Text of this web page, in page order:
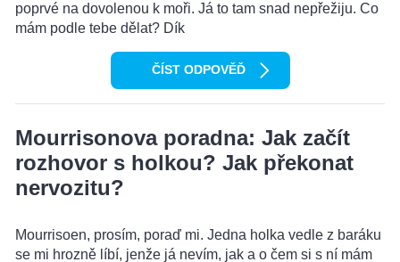
poprvé na dovolenou k moři. Já to tam snad nepřežiju. Co
mám podle tebe dělat? Dík
ČÍST ODPOVĚĎ
Mourrisonova poradna: Jak začít
rozhovor s holkou? Jak překonat
nervozitu?
Mourrisoen, prosím, poraď mi. Jedna holka vedle z baráku
se mi hrozně líbí, jenže já nevím, jak a o čem si s ní mám